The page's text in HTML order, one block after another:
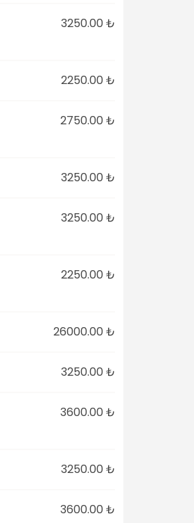
3250.00 ₺
2250.00 ₺
2750.00 ₺
3250.00 ₺
3250.00 ₺
2250.00 ₺
26000.00 ₺
3250.00 ₺
3600.00 ₺
3250.00 ₺
3600.00 ₺